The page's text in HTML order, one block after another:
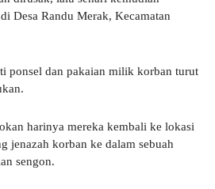
Desa Randu Merak, Kecamatan
ponsel dan pakaian milik korban turut
harinya mereka kembali ke lokasi
jenazah korban ke dalam sebuah
sengon.